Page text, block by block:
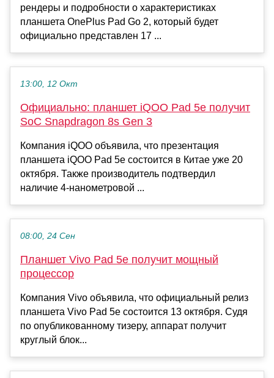
рендеры и подробности о характеристиках
планшета OnePlus Pad Go 2, который будет
официально представлен 17 ...
13:00, 12 Окт
Официально: планшет iQOO Pad 5e получит
SoC Snapdragon 8s Gen 3
Компания iQOO объявила, что презентация
планшета iQOO Pad 5e состоится в Китае уже 20
октября. Также производитель подтвердил
наличие 4-нанометровой ...
08:00, 24 Сен
Планшет Vivo Pad 5e получит мощный
процессор
Компания Vivo объявила, что официальный релиз
планшета Vivo Pad 5e состоится 13 октября. Судя
по опубликованному тизеру, аппарат получит
круглый блок...